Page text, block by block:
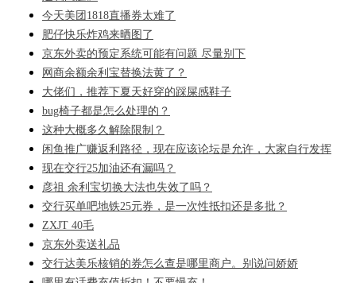
今天美团1818直播券太难了
肥仔快乐炸鸡来晒图了
京东外卖的预定系统可能有问题 尽量别下
网商余额余利宝替换法黄了？
大佬们，推荐下夏天好穿的踩屎感鞋子
bug椅子都是怎么处理的？
这种大概多久解除限制？
闲鱼推广赚返利路径，现在应该论坛是允许，大家自行发挥
现在交行25加油还有漏吗？
彦祖 余利宝切换大法也失效了吗？
交行买单吧地铁25元券，是一次性抵扣还是多批？
ZXJT 40毛
京东外卖送礼品
交行达美乐核销的券怎么查是哪里商户。别说问娇娇